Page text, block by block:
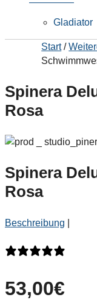
Gladiator
Start/
Spinera
Rosa
Spinera
Rosa
Beschreibung
53,00€